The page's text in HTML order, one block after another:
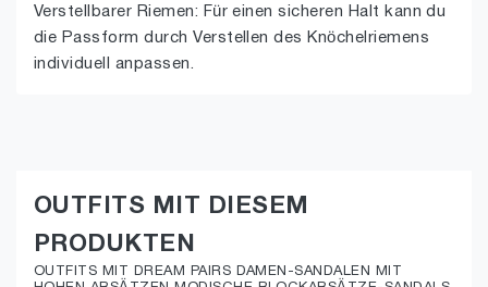
Verstellbarer Riemen: Für einen sicheren Halt kann du
die Passform durch Verstellen des Knöchelriemens
individuell anpassen.
OUTFITS MIT DIESEM
PRODUKTEN
OUTFITS MIT DREAM PAIRS DAMEN-SANDALEN MIT